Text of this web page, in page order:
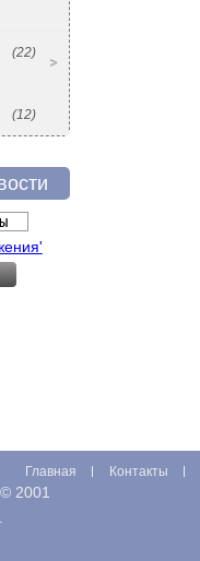
(22)
(12)
Главная Контакты
2001